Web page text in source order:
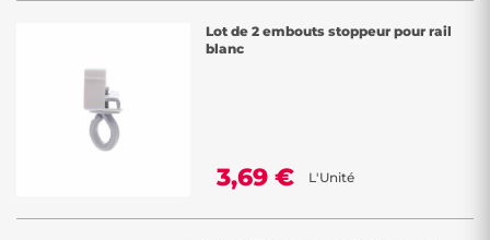
Lot de 2 embouts stoppeur pour rail
blanc
3,69 € L'Unité